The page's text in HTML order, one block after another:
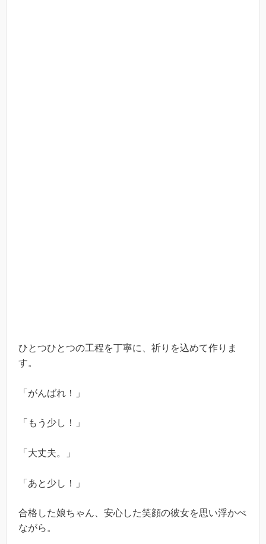
ひとつひとつの工程を丁寧に、祈りを込めて作りま
す。
「がんばれ！」
「もう少し！」
「大丈夫。」
「あと少し！」
合格した娘ちゃん、安心した笑顔の彼女を思い浮かべ
ながら。